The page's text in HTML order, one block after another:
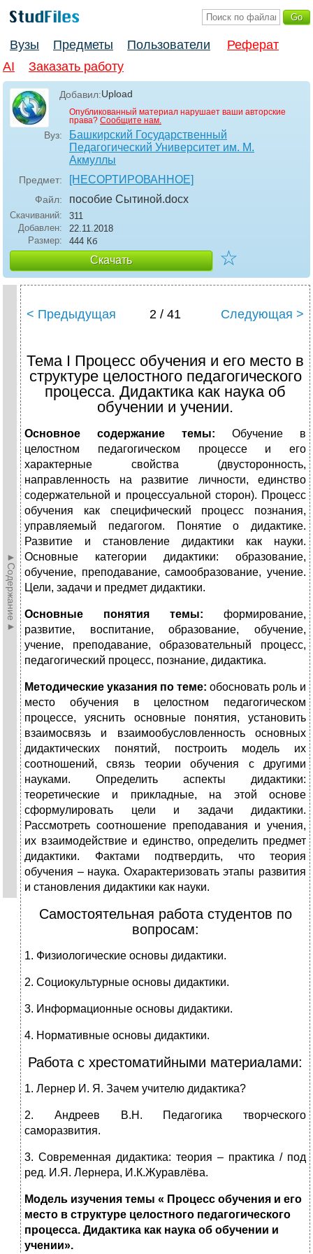
Вузы Предметы Пользователи
Реферат
AI
Заказать работу
Добавил:Upload
Опубликованный материал нарушает ваши авторские
права? Сообщите нам.
Вуз:
Башкирский Государственный
Педагогический Университет им. М.
Акмуллы
Предмет: [НЕСОРТИРОВАННОЕ]
Файл: пособие Сытиной.docx
Скачиваний:
311
Добавлен:
22.11.2018
Размер:
444 Кб
Скачать ☆
►Содержание►
< Предыдущая 2 / 41 Следующая >
Тема I Процесс обучения и его место в
структуре целостного педагогического
процесса. Дидактика как наука об
обучении и учении.
Основное содержание темы: Обучение в
целостном педагогическом процессе и его
характерные свойства (двусторонность,
направленность на развитие личности, единство
содержательной и процессуальной сторон). Процесс
обучения как специфический процесс познания,
управляемый педагогом. Понятие о дидактике.
Развитие и становление дидактики как науки.
Основные категории дидактики: образование,
обучение, преподавание, самообразование, учение.
Цели, задачи и предмет дидактики.
Основные понятия темы: формирование,
развитие, воспитание, образование, обучение,
учение, преподавание, образовательный процесс,
педагогический процесс, познание, дидактика.
Методические указания по теме: обосновать роль и
место обучения в целостном педагогическом
процессе, уяснить основные понятия, установить
взаимосвязь и взаимообусловленность основных
дидактических понятий, построить модель их
соотношений, связь теории обучения с другими
науками. Определить аспекты дидактики:
теоретические и прикладные, на этой основе
сформулировать цели и задачи дидактики.
Рассмотреть соотношение преподавания и учения,
их взаимодействие и единство, определить предмет
дидактики. Фактами подтвердить, что теория
обучения – наука. Охарактеризовать этапы развития
и становления дидактики как науки.
Самостоятельная работа студентов по
вопросам:
1. Физиологические основы дидактики.
2. Социокультурные основы дидактики.
3. Информационные основы дидактики.
4. Нормативные основы дидактики.
Работа с хрестоматийными материалами:
1. Лернер И. Я. Зачем учителю дидактика?
2. Андреев В.Н. Педагогика творческого
саморазвития.
3. Современная дидактика: теория – практика / под
ред. И.Я. Лернера, И.К.Журавлёва.
Модель изучения темы « Процесс обучения и его
место в структуре целостного педагогического
процесса. Дидактика как наука об обучении и
учении».